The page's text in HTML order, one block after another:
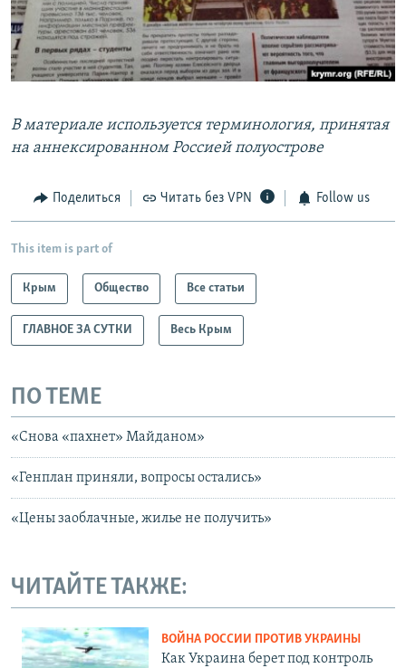
В материале используется терминология, принятая
на аннексированном Россией полуострове
Поделиться Читать без VPN Follow us
This item is part of
Крым Общество Все статьи
ГЛАВНОЕ ЗА СУТКИ Весь Крым
ПО ТЕМЕ
«Снова «пахнет» Майданом»
«Генплан приняли, вопросы остались»
«Цены заоблачные, жилье не получить»
ЧИТАЙТЕ ТАКЖЕ:
ВОЙНА РОССИИ ПРОТИВ УКРАИНЫ
Как Украина берет под контроль